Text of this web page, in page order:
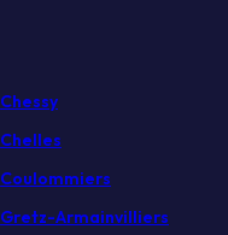
Chessy
Chelles
Coulommiers
Gretz-Armainvilliers